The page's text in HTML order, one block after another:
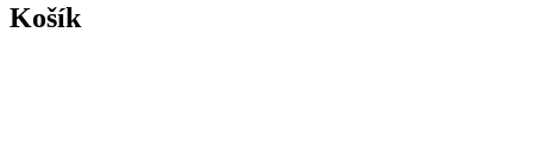
Košík